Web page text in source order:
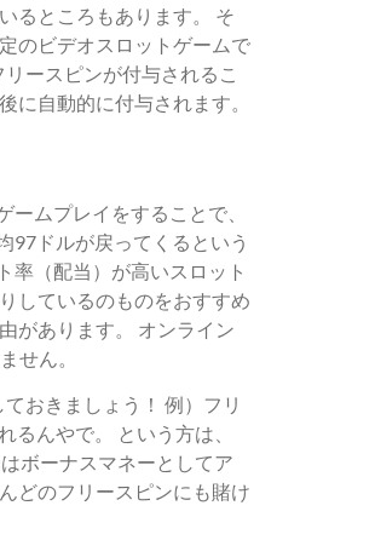
るところもあります。 そ
のビデオスロットゲームで
ースピンが付与されるこ
に自動的に付与されます。
ムプレイをすることで、
97ドルが戻ってくるという
率（配当）が高いスロット
しているのものをおすすめ
があります。 オンライン
せん。
おきましょう！ 例）フリ
んやで。 という方は、
ボーナスマネーとしてア
どのフリースピンにも賭け